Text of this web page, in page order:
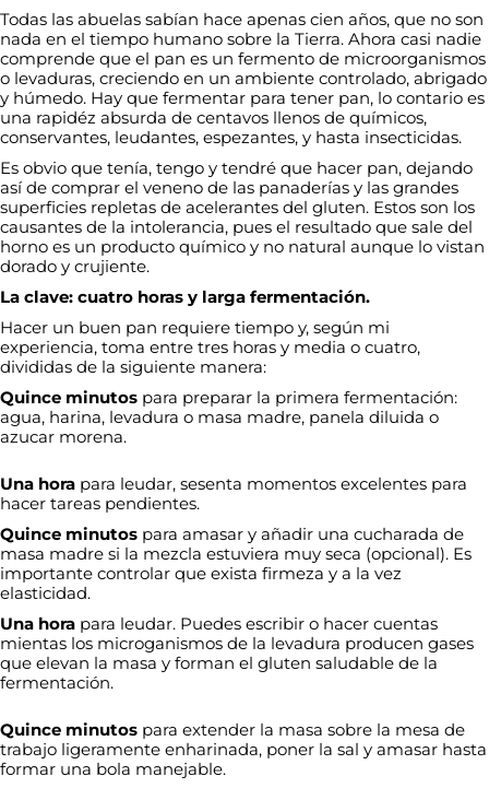
Todas las abuelas sabían hace apenas cien años, que no son
nada en el tiempo humano sobre la Tierra. Ahora casi nadie
comprende que el pan es un fermento de microorganismos
o levaduras, creciendo en un ambiente controlado, abrigado
y húmedo. Hay que fermentar para tener pan, lo contario es
una rapidéz absurda de centavos llenos de químicos,
conservantes, leudantes, espezantes, y hasta insecticidas.
Es obvio que tenía, tengo y tendré que hacer pan, dejando
así de comprar el veneno de las panaderías y las grandes
superficies repletas de acelerantes del gluten. Estos son los
causantes de la intolerancia, pues el resultado que sale del
horno es un producto químico y no natural aunque lo vistan
dorado y crujiente.
La clave: cuatro horas y larga fermentación.
Hacer un buen pan requiere tiempo y, según mi
experiencia, toma entre tres horas y media o cuatro,
divididas de la siguiente manera:
Quince minutos para preparar la primera fermentación:
agua, harina, levadura o masa madre, panela diluida o
azucar morena.
Una hora para leudar, sesenta momentos excelentes para
hacer tareas pendientes.
Quince minutos para amasar y añadir una cucharada de
masa madre si la mezcla estuviera muy seca (opcional). Es
importante controlar que exista firmeza y a la vez
elasticidad.
Una hora para leudar. Puedes escribir o hacer cuentas
mientas los microganismos de la levadura producen gases
que elevan la masa y forman el gluten saludable de la
fermentación.
Quince minutos para extender la masa sobre la mesa de
trabajo ligeramente enharinada, poner la sal y amasar hasta
formar una bola manejable.